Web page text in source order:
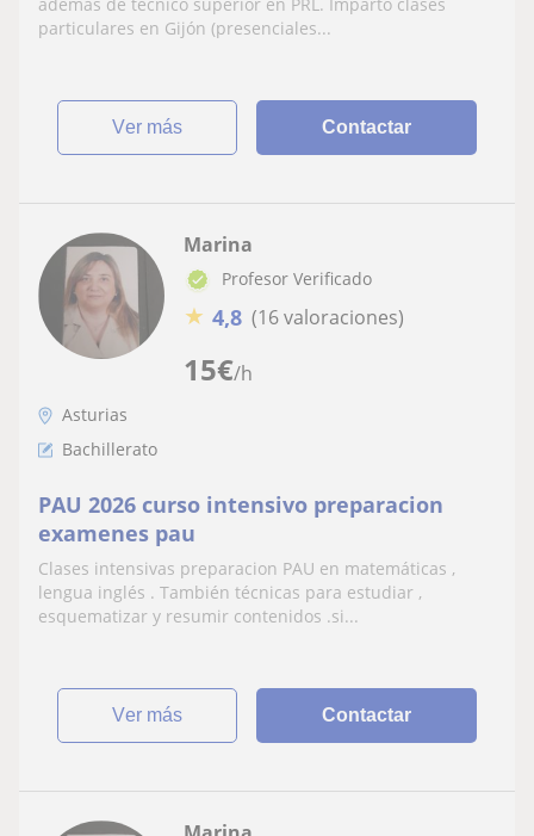
particulares en Gijón (presenciales...
ver más Contactar
15€/h
Marina
Profesor Verificado
★ 4,8 (16 valoraciones)
Asturias
Bachillerato
PAU 2026 curso intensivo preparacion
examenes pau
Clases intensivas preparacion PAU en matemáticas ,
lengua inglés . También técnicas para estudiar ,
esquematizar y resumir contenidos .si...
ver más Contactar